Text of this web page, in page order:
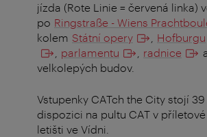
jízda (Rote Linie = červená linka)
po Ringstraße - Wiens
kolem Státní opery
Hofburgu
parlamentu radnice
velkolepých budov.
Vstupenky CATch the City stojí
dispozici na pultu CAT v příletové
letišti ve Vídni.